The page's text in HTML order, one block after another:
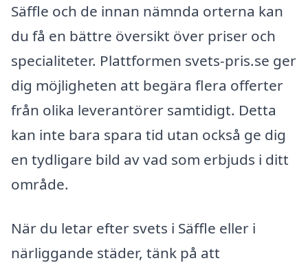
Säffle och de innan nämnda orterna kan
du få en bättre översikt över priser och
specialiteter. Plattformen svets-pris.se ger
dig möjligheten att begära flera offerter
från olika leverantörer samtidigt. Detta
kan inte bara spara tid utan också ge dig
en tydligare bild av vad som erbjuds i ditt
område.
När du letar efter svets i Säffle eller i
närliggande städer, tänk på att